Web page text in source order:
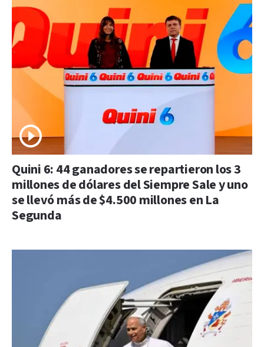
Quini 6: 44 ganadores se repartieron los 3
millones de dólares del Siempre Sale y uno
se llevó más de $4.500 millones en La
Segunda